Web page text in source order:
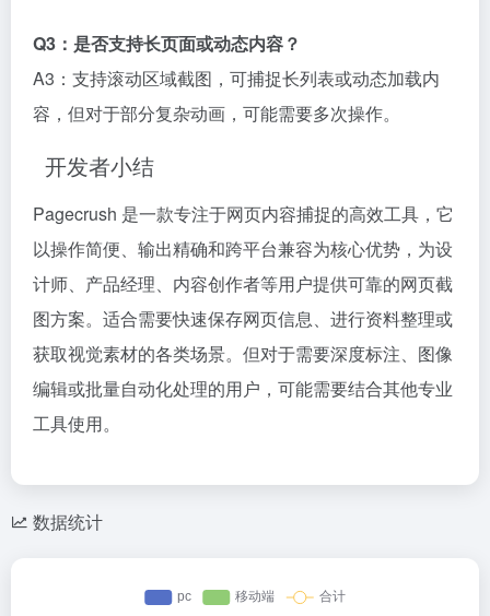
Q3：是否支持长页面或动态内容？
A3：支持滚动区域截图，可捕捉长列表或动态加载内
容，但对于部分复杂动画，可能需要多次操作。
开发者小结
Pagecrush 是一款专注于网页内容捕捉的高效工具，它
以操作简便、输出精确和跨平台兼容为核心优势，为设
计师、产品经理、内容创作者等用户提供可靠的网页截
图方案。适合需要快速保存网页信息、进行资料整理或
获取视觉素材的各类场景。但对于需要深度标注、图像
编辑或批量自动化处理的用户，可能需要结合其他专业
工具使用。
数据统计